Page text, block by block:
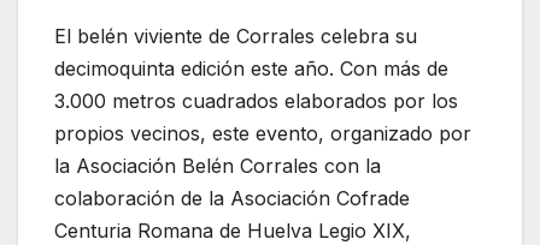
El belén viviente de Corrales celebra su
decimoquinta edición este año. Con más de
3.000 metros cuadrados elaborados por los
propios vecinos, este evento, organizado por
la Asociación Belén Corrales con la
colaboración de la Asociación Cofrade
Centuria Romana de Huelva Legio XIX,